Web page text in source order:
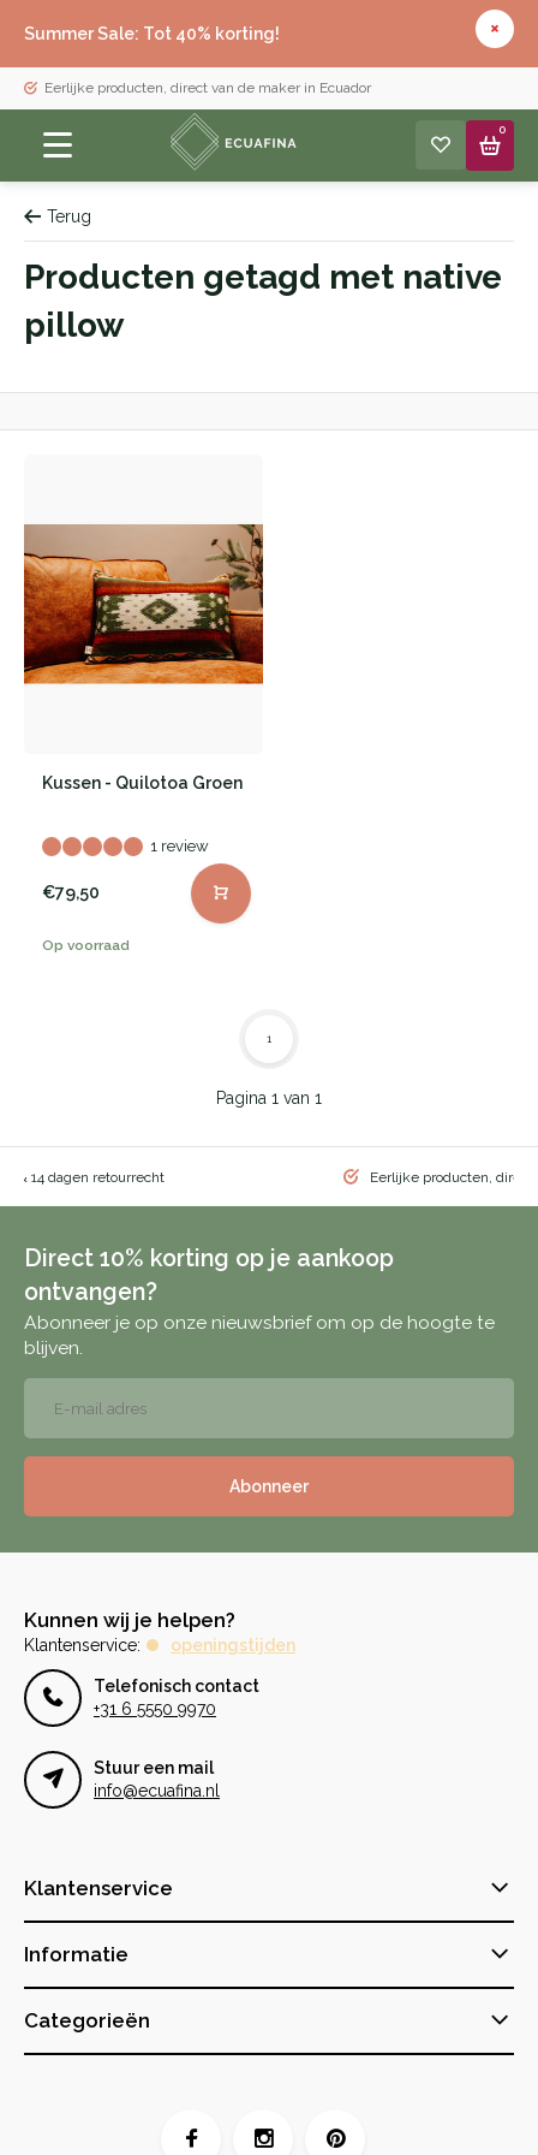
Summer Sale: Tot 40% korting!
Eerlijke producten, direct van de maker in Ecuador
0
Terug
Producten getagd met native
pillow
Kussen - Quilotoa Groen
1 review
€79,50
Op voorraad
Pagina 1 van 1
1
& 14 dagen retourrecht Eerlijke producten, direct
Direct 10% korting op je aankoop
ontvangen?
Abonneer je op onze nieuwsbrief om op de hoogte te
blijven.
Abonneer
Kunnen wij je helpen?
Klantenservice: openingstijden
Telefonisch contact
+31 6 5550 9970
Stuur een mail
info@ecuafina.nl
Klantenservice
Informatie
Categorieën